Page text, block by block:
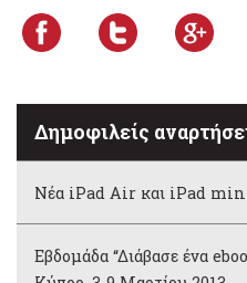
Δημοφιλείς
Νέα iPad Air και iPad
Εβδομάδα “Διάβασε ένα